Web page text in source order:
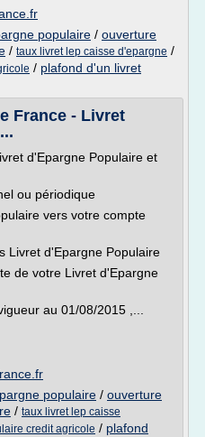
populaire / ouverture
/ taux livret lep caisse d'epargne /
/ plafond d'un livret
France - Livret
d'Epargne Populaire et
ou périodique
vers votre compte
Livret d'Epargne Populaire
de votre Livret d'Epargne
au 01/08/2015 ,...
populaire / ouverture
/ taux livret lep caisse
credit agricole / plafond